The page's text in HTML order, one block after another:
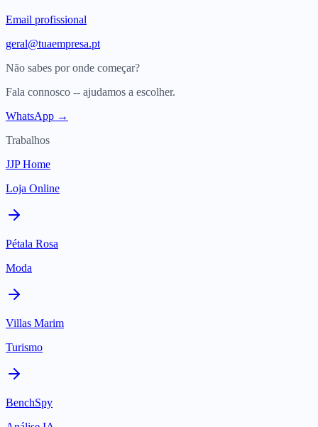
Email profissional
geral@tuaempresa.pt
Não sabes por onde começar?
Fala connosco -- ajudamos a escolher.
WhatsApp →
Trabalhos
JJP Home
Loja Online
Pétala Rosa
Moda
Villas Marim
Turismo
BenchSpy